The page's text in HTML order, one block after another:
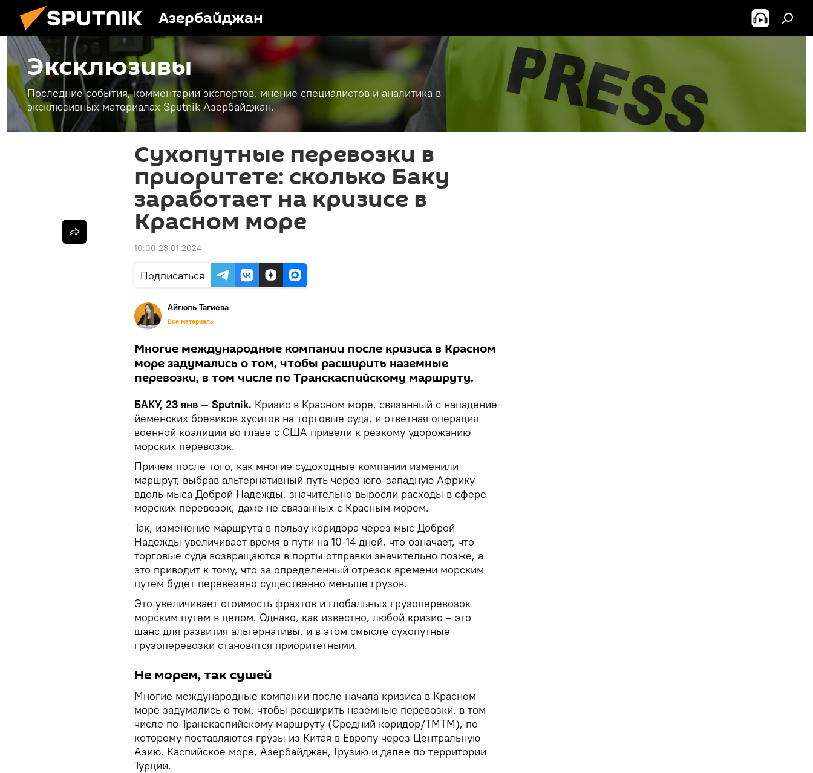
Азербайджан
Эксклюзивы
Последние события, комментарии экспертов, мнение специалистов и аналитика в
эксклюзивных материалах Sputnik Азербайджан.
Сухопутные перевозки в
приоритете: сколько Баку
заработает на кризисе в
Красном море
10:00 23.01.2024
Подписаться
Айгюль Тагиева
Все материалы
Многие международные компании после кризиса в Красном
море задумались о том, чтобы расширить наземные
перевозки, в том числе по Транскаспийскому маршруту.
БАКУ, 23 янв — Sputnik. Кризис в Красном море, связанный с нападение
йеменских боевиков хуситов на торговые суда, и ответная операция
военной коалиции во главе с США привели к резкому удорожанию
морских перевозок.
Причем после того, как многие судоходные компании изменили
маршрут, выбрав альтернативный путь через юго-западную Африку
вдоль мыса Доброй Надежды, значительно выросли расходы в сфере
морских перевозок, даже не связанных с Красным морем.
Так, изменение маршрута в пользу коридора через мыс Доброй
Надежды увеличивает время в пути на 10-14 дней, что означает, что
торговые суда возвращаются в порты отправки значительно позже, а
это приводит к тому, что за определенный отрезок времени морским
путем будет перевезено существенно меньше грузов.
Это увеличивает стоимость фрахтов и глобальных грузоперевозок
морским путем в целом. Однако, как известно, любой кризис – это
шанс для развития альтернативы, и в этом смысле сухопутные
грузоперевозки становятся приоритетными.
Не морем, так сушей
Многие международные компании после начала кризиса в Красном
море задумались о том, чтобы расширить наземные перевозки, в том
числе по Транскаспийскому маршруту (Средний коридор/ТМТМ), по
которому поставляются грузы из Китая в Европу через Центральную
Азию, Каспийское море, Азербайджан, Грузию и далее по территории
Турции.